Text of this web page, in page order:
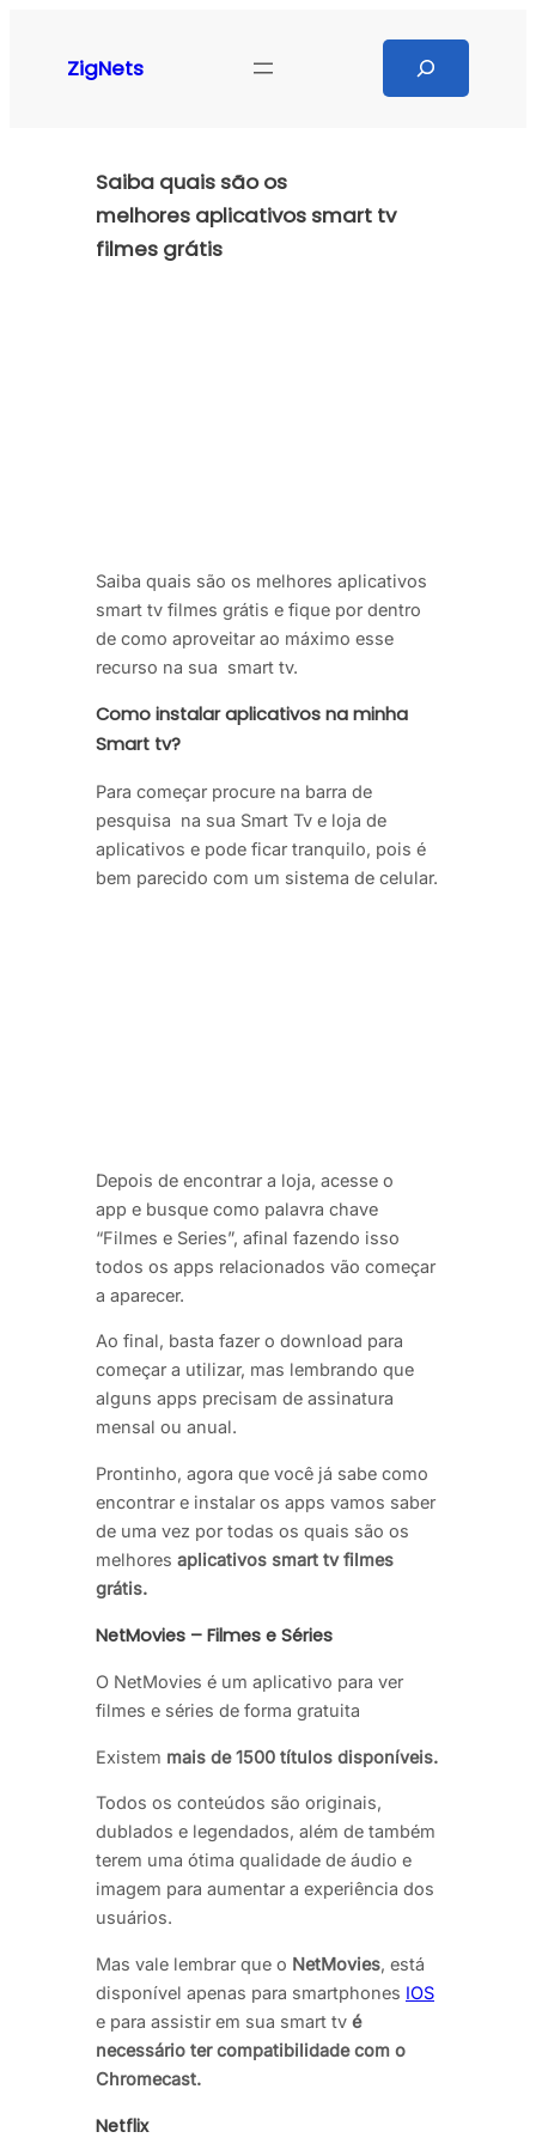
ZigNets
Saiba quais são os
melhores aplicativos smart tv
filmes grátis
Saiba quais são os melhores aplicativos
smart tv filmes grátis e fique por dentro
de como aproveitar ao máximo esse
recurso na sua smart tv.
Como instalar aplicativos na minha
Smart tv?
Para começar procure na barra de
pesquisa na sua Smart Tv e loja de
aplicativos e pode ficar tranquilo, pois é
bem parecido com um sistema de celular.
Depois de encontrar a loja, acesse o
app e busque como palavra chave
“Filmes e Series”, afinal fazendo isso
todos os apps relacionados vão começar
a aparecer.
Ao final, basta fazer o download para
começar a utilizar, mas lembrando que
alguns apps precisam de assinatura
mensal ou anual.
Prontinho, agora que você já sabe como
encontrar e instalar os apps vamos saber
de uma vez por todas os quais são os
melhores aplicativos smart tv filmes
grátis.
NetMovies – Filmes e Séries
O NetMovies é um aplicativo para ver
filmes e séries de forma gratuita
Existem mais de 1500 títulos disponíveis.
Todos os conteúdos são originais,
dublados e legendados, além de também
terem uma ótima qualidade de áudio e
imagem para aumentar a experiência dos
usuários.
Mas vale lembrar que o NetMovies, está
disponível apenas para smartphones IOS
e para assistir em sua smart tv é
necessário ter compatibilidade com o
Chromecast.
Netflix